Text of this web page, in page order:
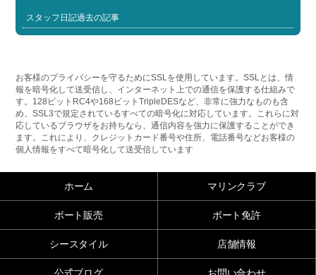
スタッフ日記過去の記事
お客様のプライバシーを守るためにSSLを使用しています。SSLとは、情
報を暗号化して送受信し、インターネット上での通信を保護する仕組みで
す。128ビットRC4や168ビットTripleDESなど、非常に強力なものも含
め、SSL3で規定されているすべての暗号化に対応しています。これらに対
応しているブラウザをお持ちなら、通信内容を強力に保護することができ
ます。これにより、クレジットカード番号や住所、電話番号などお客様の
個人情報をすべて暗号化して送受信しています
ホーム マリンクラブ
ボート販売 ボート免許
シースタイル 店舗情報
公式ブログ お問い合わせ